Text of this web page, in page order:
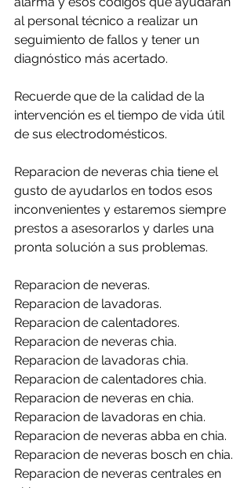
al personal técnico a realizar un
seguimiento de fallos y tener un
diagnóstico más acertado.
Recuerde que de la calidad de la
intervención es el tiempo de vida útil
de sus electrodomésticos.
Reparacion de neveras chia tiene el
gusto de ayudarlos en todos esos
inconvenientes y estaremos siempre
prestos a asesorarlos y darles una
pronta solución a sus problemas.
Reparacion de neveras.
Reparacion de lavadoras.
Reparacion de calentadores.
Reparacion de neveras chia.
Reparacion de lavadoras chia.
Reparacion de calentadores chia.
Reparacion de neveras en chia.
Reparacion de lavadoras en chia.
Reparacion de neveras abba en chia.
Reparacion de neveras bosch en chia.
Reparacion de neveras centrales en